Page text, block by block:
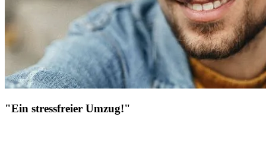
"Ein stressfreier Umzug!"